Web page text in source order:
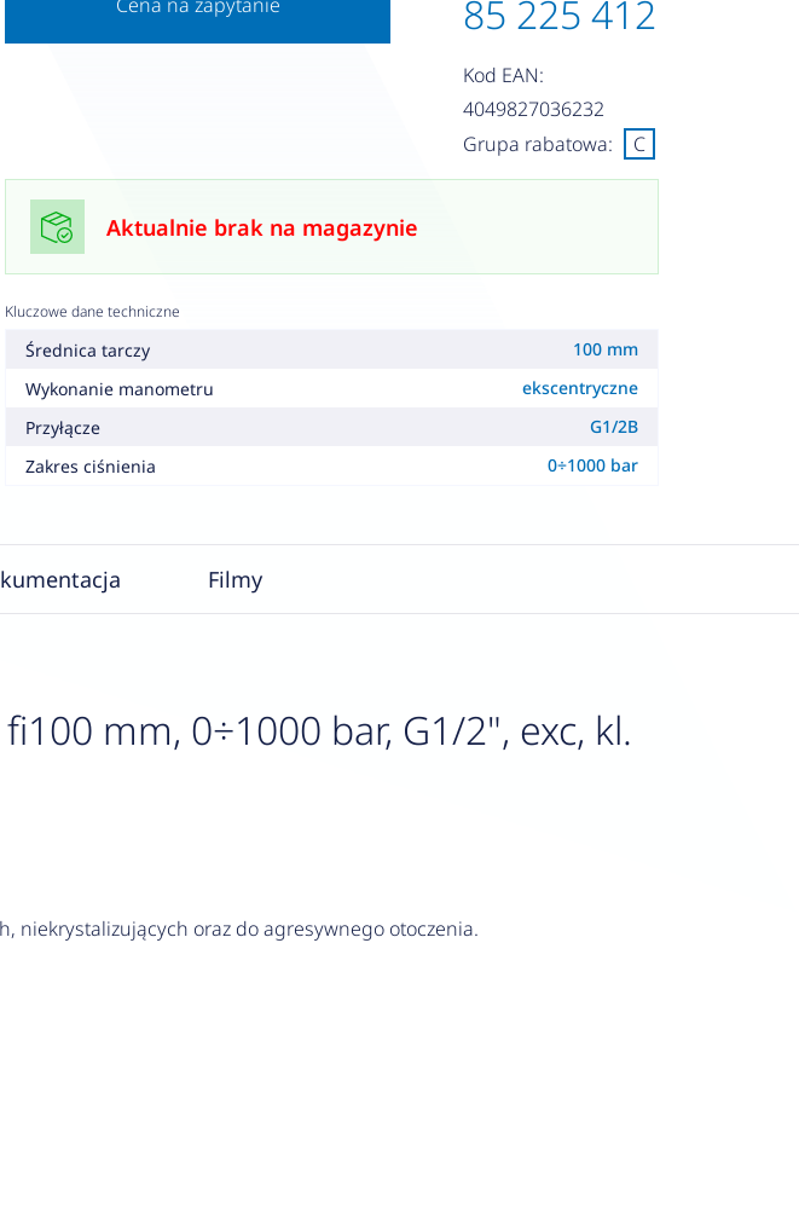
85 225 412
Kod EAN:
4049827036232
Grupa rabatowa:
C
Aktualnie brak na magazynie
Kluczowe dane techniczne
Średnica tarczy
100 mm
Wykonanie manometru
ekscentryczne
Przyłącze
G1/2B
Zakres ciśnienia
0÷1000 bar
Filmy
mm, 0÷1000 bar, G1/2", exc, kl.
niekrystalizujących oraz do agresywnego otoczenia.